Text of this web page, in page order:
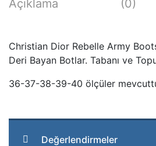
Botlar
Açıklama
(0)
Christian Dior Rebelle Army
Deri Bayan Botlar. Tabanı ve
36-37-38-39-40 ölçüler
Değerlendirmeler